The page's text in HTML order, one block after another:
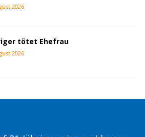
2026
tötet Ehefrau
2026